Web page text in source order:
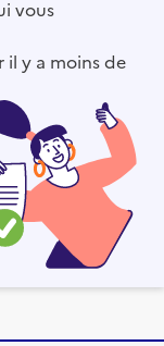
vous
il y a moins de